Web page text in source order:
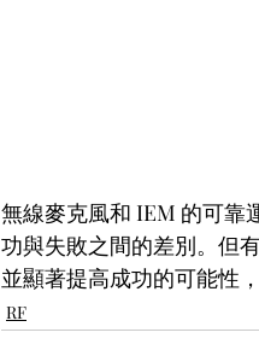
無線麥克風和 IEM 的可靠
功與失敗之間的差別。但
並顯著提高成功的可能性
RF